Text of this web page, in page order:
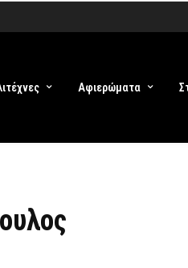
Αφιερώματα